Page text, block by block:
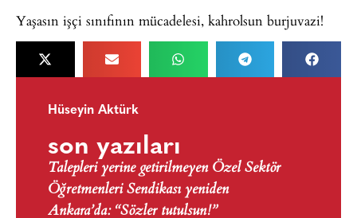
Yaşasın işçi sınıfının mücadelesi, kahrolsun burjuvazi!
Hüseyin Aktürk
son yazıları
Talepleri yerine getirilmeyen Özel Sektör
Öğretmenleri Sendikası yeniden
Ankara’da: “Sözler tutulsun!”